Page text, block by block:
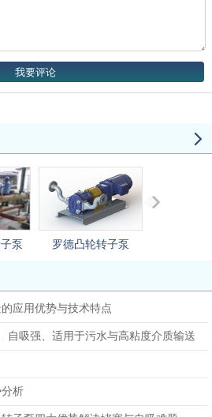
泵 罗德凸轮转子泵
应用优势与技术特点
自吸强、适用于污水与高粘度介质输送
析